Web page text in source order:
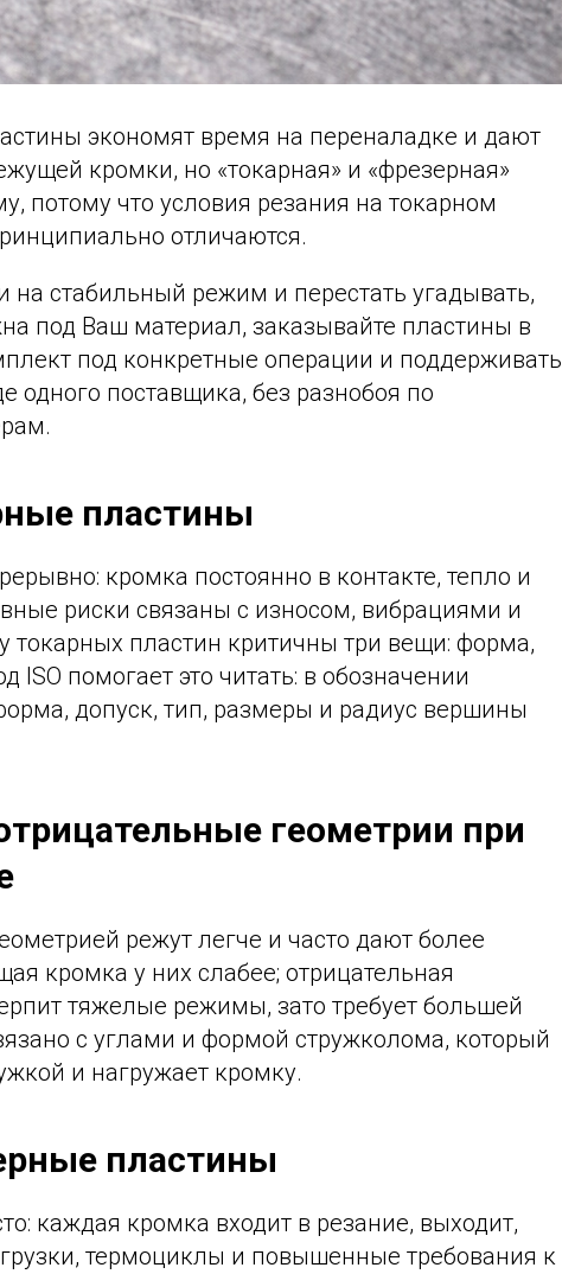
экономят время на переналадке и дают
кромки, но «токарная» и «фрезерная»
потому что условия резания на токарном
отличаются.
на стабильный режим и перестать угадывать,
под Ваш материал, заказывайте пластины в
под конкретные операции и поддерживать
одного поставщика, без разнобоя по
пластины
кромка постоянно в контакте, тепло и
риски связаны с износом, вибрациями и
токарных пластин критичны три вещи: форма,
ISO помогает это читать: в обозначении
допуск, тип, размеры и радиус вершины
геометрии при
режут легче и часто дают более
кромка у них слабее; отрицательная
тяжелые режимы, зато требует большей
с углами и формой стружколома, который
и нагружает кромку.
пластины
каждая кромка входит в резание, выходит,
термоциклы и повышенные требования к